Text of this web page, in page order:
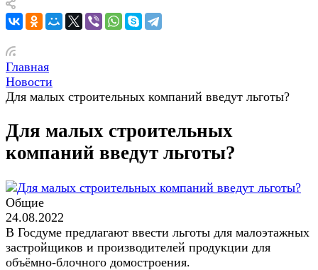
Главная
Новости
Для малых строительных компаний введут льготы?
Для малых строительных
компаний введут льготы?
Общие
24.08.2022
В Госдуме предлагают ввести льготы для малоэтажных
застройщиков и производителей продукции для
объёмно-блочного домостроения.